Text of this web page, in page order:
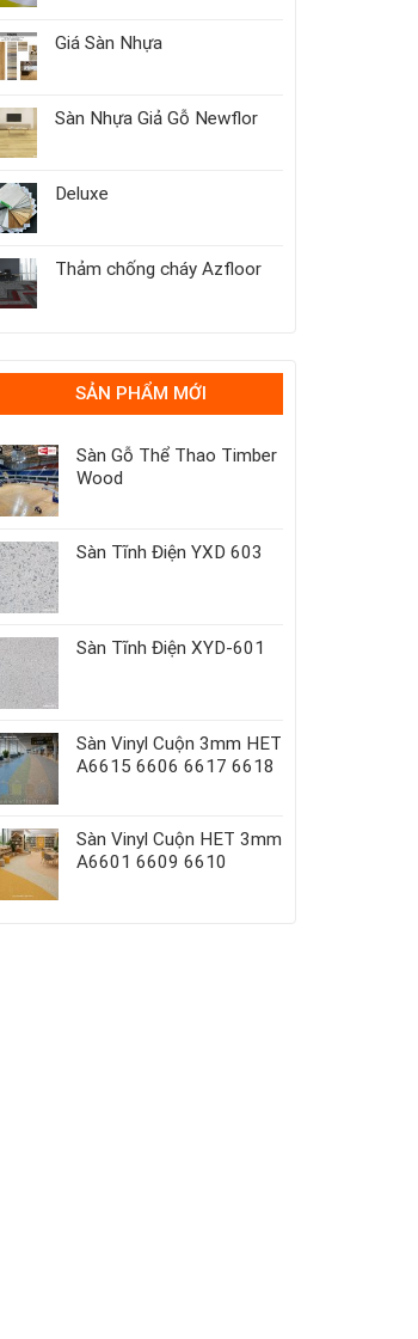
Giá Sàn Nhựa
Sàn Nhựa Giả Gỗ Newflor
Deluxe
Thảm chống cháy Azfloor
SẢN PHẨM MỚI
Sàn Gỗ Thể Thao Timber
Wood
Sàn Tĩnh Điện YXD 603
Sàn Tĩnh Điện XYD-601
Sàn Vinyl Cuộn 3mm HET
A6615 6606 6617 6618
Sàn Vinyl Cuộn HET 3mm
A6601 6609 6610